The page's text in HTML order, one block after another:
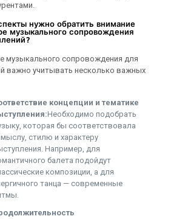
нужно обратить внимание
музыкального сопровождения
музыкального сопровождения для
важно учитывать несколько важных
концепции и тематике
Необходимо подобрать
которая бы соответствовала
стилю и характеру
Например, для
балета подойдут
композиции, а для
танца — современные